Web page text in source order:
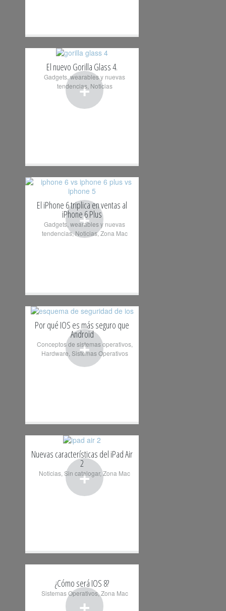
+
El nuevo Gorilla Glass 4.
Gadgets, wearables y nuevas
tendencias, Noticias
+
El iPhone 6 triplica en ventas al
iPhone 6 Plus
Gadgets, wearables y nuevas
tendencias,Noticias,Zona Mac
+
Por qué IOS es más seguro que
Android
Conceptos de sistemas operativos,
Hardware Sistemas Operativos
+
Nuevas características del iPad Air
2
Noticias Sin catalogar,Zona Mac
+
¿Cómo será IOS 8?
Sistemas Operativos,Zona Mac